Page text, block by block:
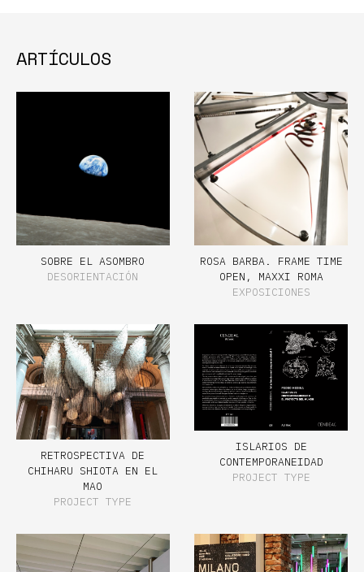
ARTÍCULOS
SOBRE EL ASOMBRO
DESORIENTACIÓN
ROSA BARBA. FRAME TIME
OPEN, MAXXI ROMA
EXPOSICIONES
RETROSPECTIVA DE
CHIHARU SHIOTA EN EL
MAO
PROJECT TYPE
ISLARIOS DE
CONTEMPORANEIDAD
PROJECT TYPE